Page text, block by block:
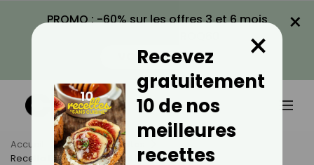
PROMO : -60% sur les offres 3 et 6 mois
VOIR LA PROMO
×
Accueil Actus
Recettes
Recette De Wrap Au Poulet Pané
Recevez
gratuitement
10 de nos
meilleures
recettes
×